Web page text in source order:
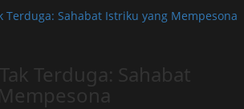
Terduga: Sahabat Istriku yang Mempesona
Terduga: Sahabat